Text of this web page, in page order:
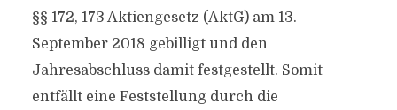
§§ 172, 173 Aktiengesetz (AktG) am 13.
September 2018 gebilligt und den
Jahresabschluss damit festgestellt. Somit
entfällt eine Feststellung durch die